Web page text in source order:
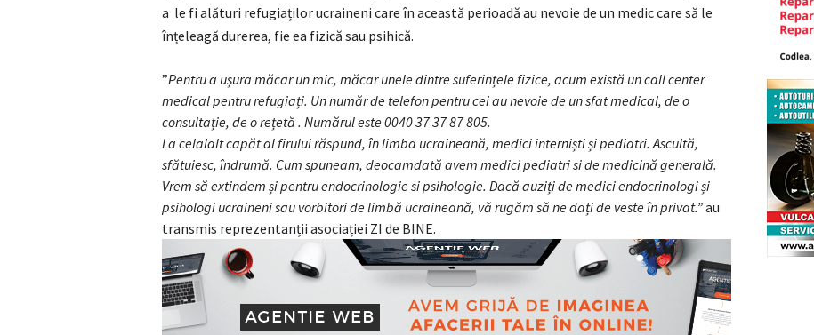
a le fi alături refugiaților ucraineni care în această perioadă au nevoie de un medic care să le
înțeleagă durerea, fie ea fizică sau psihică.
”Pentru a ușura măcar un mic, măcar unele dintre suferințele fizice, acum există un call center
medical pentru refugiați. Un număr de telefon pentru cei au nevoie de un sfat medical, de o
consultație, de o rețetă . Numărul este 0040 37 37 87 805.
La celalalt capăt al firului răspund, în limba ucraineană, medici interniști și pediatri. Ascultă,
sfătuiesc, îndrumă. Cum spuneam, deocamdată avem medici pediatri si de medicină generală.
Vrem să extindem și pentru endocrinologie si psihologie. Dacă auziți de medici endocrinologi și
psihologi ucraineni sau vorbitori de limbă ucraineană, vă rugăm să ne dați de veste în privat.”au
transmis reprezentanții asociației ZI de BINE.